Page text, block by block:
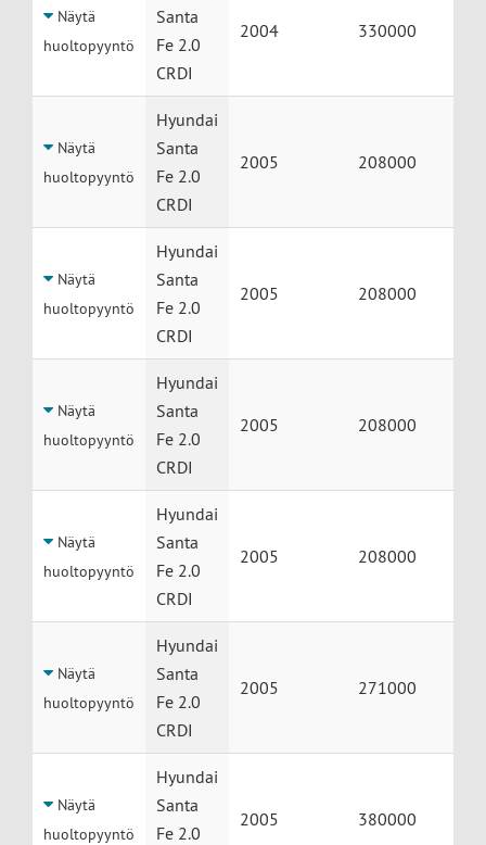
Näytä
huoltopyyntö
Santa
Fe 2.0
CRDI
2004 330000
Näytä
huoltopyyntö
Hyundai
Santa
Fe 2.0
CRDI
2005 208000
Näytä
huoltopyyntö
Hyundai
Santa
Fe 2.0
CRDI
2005 208000
Näytä
huoltopyyntö
Hyundai
Santa
Fe 2.0
CRDI
2005 208000
Näytä
huoltopyyntö
Hyundai
Santa
Fe 2.0
CRDI
2005 208000
Näytä
huoltopyyntö
Hyundai
Santa
Fe 2.0
CRDI
2005 271000
Näytä
huoltopyyntö
Hyundai
Santa
Fe 2.0
2005 380000